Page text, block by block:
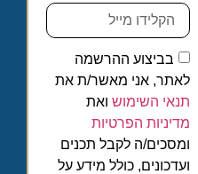
בביצוע ההרשמה
אני מאשר/ת את
השימושואת
הפרטיות
ה לקבל תכנים
כולל מידע על